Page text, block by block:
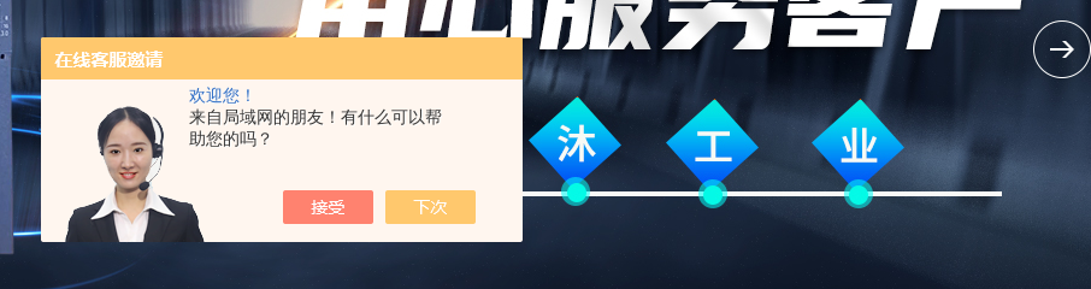
欢迎您！
来自局域网的朋友！有什么可以帮
助您的吗？